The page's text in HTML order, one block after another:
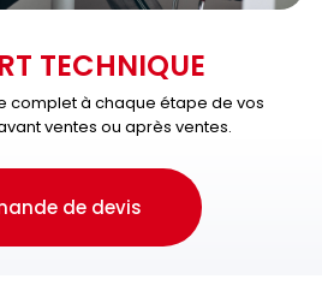
TECHNIQUE
complet à chaque étape de vos
ventes ou après ventes.
de devis